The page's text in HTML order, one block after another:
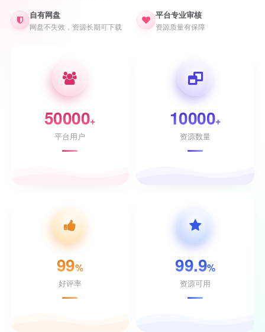
自有网盘
网盘不失效，资源长期可下载
平台专业审核
资源质量有保障
50000+
平台用户
10000+
资源数量
99%
好评率
99.9%
资源可用